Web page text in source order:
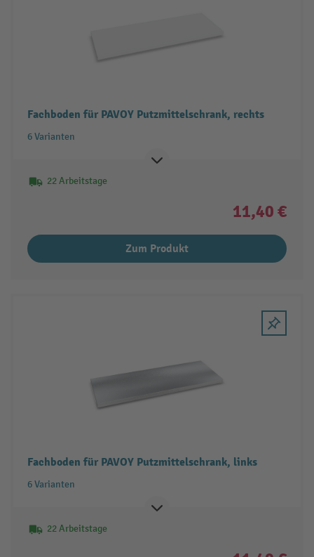
Fachboden für PAVOY Putzmittelschrank, rechts
6 Varianten
22 Arbeitstage
11,40 €
Zum Produkt
Fachboden für PAVOY Putzmittelschrank, links
6 Varianten
22 Arbeitstage